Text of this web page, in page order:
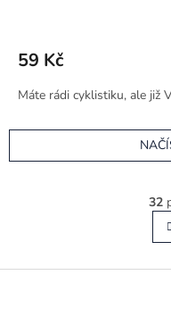
je
z
hvězdiček.
59 Kč
Máte rádi cyklistiku, ale již
32
Z